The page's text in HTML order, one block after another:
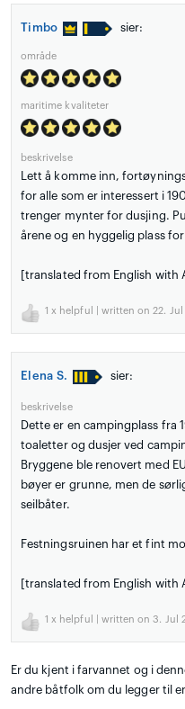
Timbo sier:
område
maritime kvaliteter
beskrivelse
Lett å komme inn,
for alle som er interessert i
trenger mynter for dusjing.
årene og en hyggelig plass
[translated from English with
1 x helpful | written on 22. Jul
Elena S. sier:
beskrivelse
Dette er en campingplass fra
toaletter og dusjer ved
Bryggene ble renovert med
bøyer er grunne, men de
seilbåter.
Festningsruinen har et fint
[translated from English with
1 x helpful | written on 3. Jul
Er du kjent i farvannet og i
andre båtfolk om du legger til